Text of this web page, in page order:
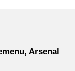
Arsenal